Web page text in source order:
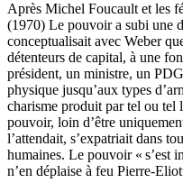
Après Michel Foucault et les
(1970) Le pouvoir a subi une
conceptualisait avec Weber
détenteurs de capital, à une
président, un ministre, un
physique jusqu’aux types
charisme produit par tel ou tel
pouvoir, loin d’être
l’attendait, s’expatriait dans
humaines. Le pouvoir « s’est
n’en déplaise à feu Pierre-